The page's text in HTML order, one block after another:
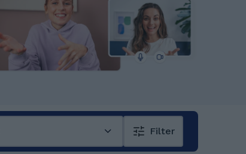
Filter